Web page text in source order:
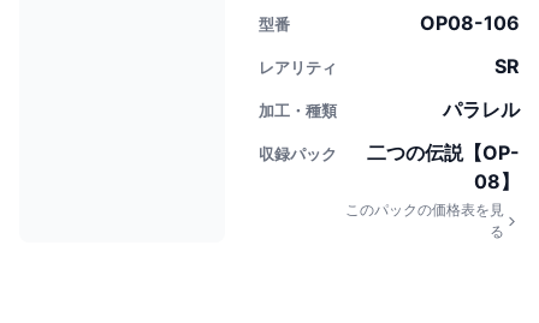
型番 OP08-106
レアリティ SR
加工・種類 パラレル
収録パック
二つの伝説【OP-
08】
このパックの価格表を見
る